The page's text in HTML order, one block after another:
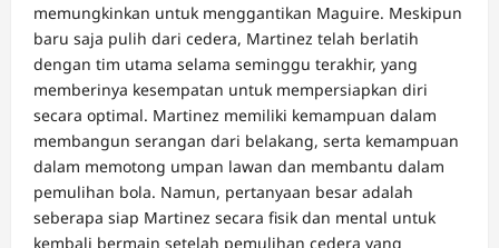
memungkinkan untuk menggantikan Maguire. Meskipun
baru saja pulih dari cedera, Martinez telah berlatih
dengan tim utama selama seminggu terakhir, yang
memberinya kesempatan untuk mempersiapkan diri
secara optimal. Martinez memiliki kemampuan dalam
membangun serangan dari belakang, serta kemampuan
dalam memotong umpan lawan dan membantu dalam
pemulihan bola. Namun, pertanyaan besar adalah
seberapa siap Martinez secara fisik dan mental untuk
kembali bermain setelah pemulihan cedera yang